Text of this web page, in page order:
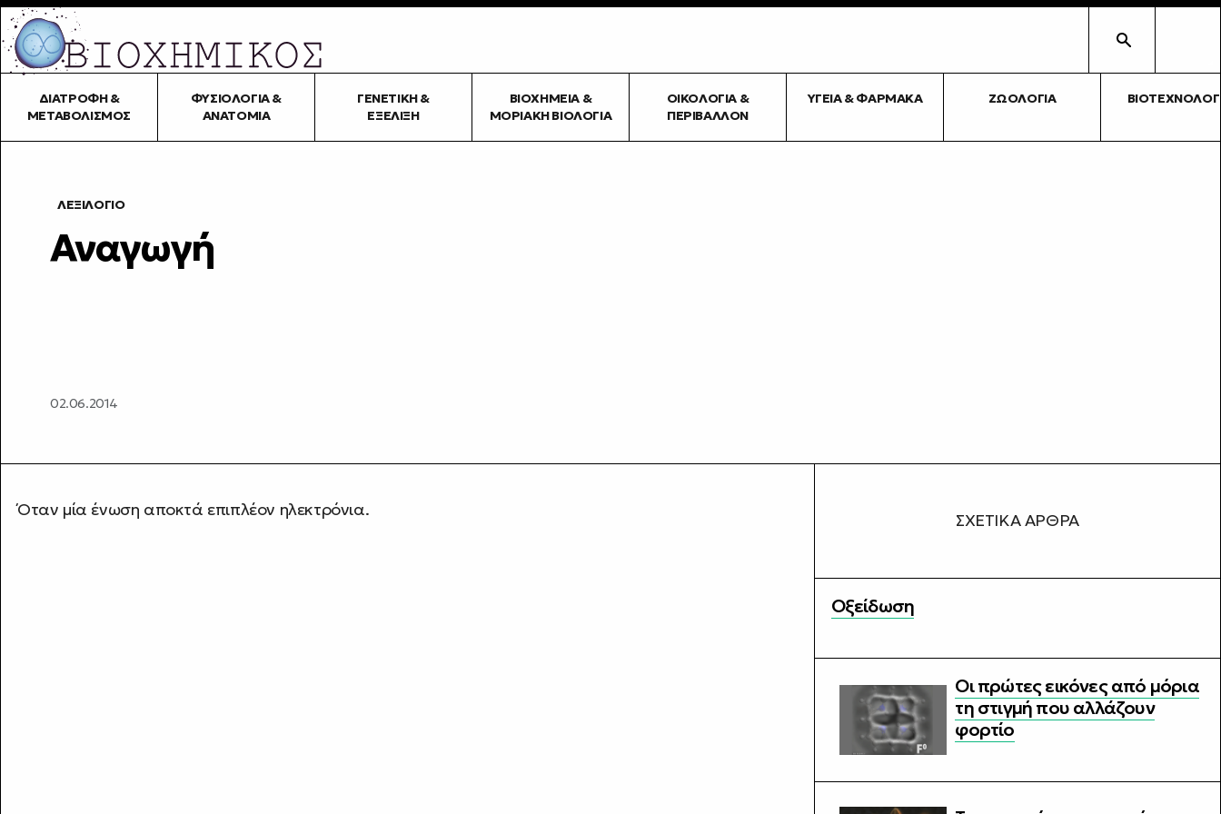
ΔΙΑΤΡΟΦΉ &
ΜΕΤΑΒΟΛΙΣΜΌΣ
ΦΥΣΙΟΛΟΓΊΑ &
ΑΝΑΤΟΜΊΑ
ΓΕΝΕΤΙΚΉ &
ΕΞΈΛΙΞΗ
ΒΙΟΧΗΜΕΊΑ &
ΜΟΡΙΑΚΉ ΒΙΟΛΟΓΊΑ
ΟΙΚΟΛΟΓΊΑ &
ΠΕΡΙΒΆΛΛΟΝ
ΥΓΕΊΑ & ΦΆΡΜΑΚΑ ΖΩΟΛΟΓΊΑ
ΛΕΞΙΛΌΓΙΟ
Αναγωγή
02.06.2014
Όταν μία ένωση αποκτά επιπλέον ηλεκτρόνια.
ΣΧΕΤΙΚΆ ΆΡΘΡΑ
Οξείδωση
Οι πρώτες εικόνες από μόρια
τη στιγμή που αλλάζουν
φορτίο